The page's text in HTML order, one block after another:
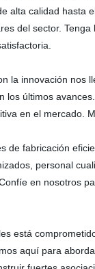
alta calidad
del sector.
la innovación
los últimos
en el mercado.
de fabricación
personal
en nosotros
está
aquí para